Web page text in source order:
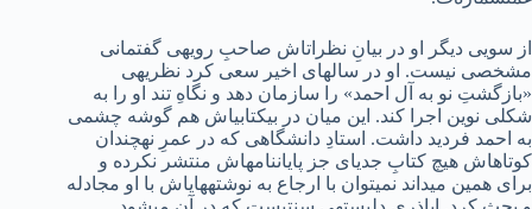
از سویی دیگر او در بیانِ نظرات‏اش صاحبِ رویه‏ی گفتمانی
مشخصی نیست. او در سال‏های اخیر سعی کرد نظریه‏ی
«بازگشتِ نو به آل ‏احمد» را سازمان دهد و نگاهِ تند او را به
شکلی نوین اجرا کند. این میان در بی‏کتابی‏اش هم گوشه‏ چشمی
به احمد فردید داشت. استادِ دانش‏گاهی که در عمرِ نه‏چندان
کوتاه‏اش هیچ کتابِ جدی‏ای جز پایان‏نامه‏اش منتشر نکرده و
برای همین می‏داند نمی‏توان با ارجاع به نوشته‏های‏اش با او مجادله